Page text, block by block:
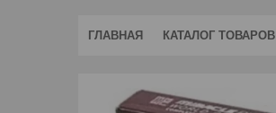
ГЛАВНАЯ КАТАЛОГ ТОВАРОВ